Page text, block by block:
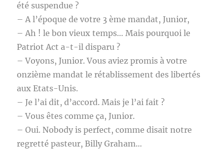
été suspendue ?
– A l’époque de votre 3 ème mandat, Junior,
– Ah ! le bon vieux temps… Mais pourquoi le
Patriot Act a-t-il disparu ?
– Voyons, Junior. Vous aviez promis à votre
onzième mandat le rétablissement des libertés
aux Etats-Unis.
– Je l’ai dit, d’accord. Mais je l’ai fait ?
– Vous êtes comme ça, Junior.
– Oui. Nobody is perfect, comme disait notre
regretté pasteur, Billy Graham…